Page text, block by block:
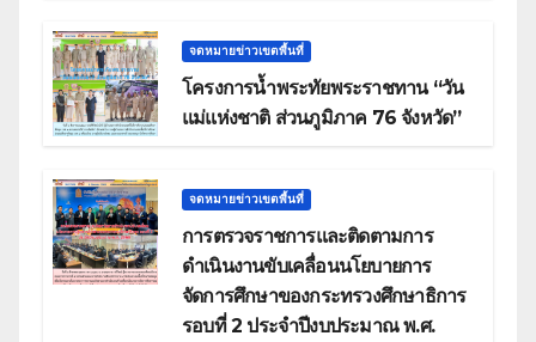
จดหมายข่าวเขตพื้นที่
โครงการน้ำพระทัยพระราชทาน “วัน
แม่แห่งชาติ ส่วนภูมิภาค 76 จังหวัด”
จดหมายข่าวเขตพื้นที่
การตรวจราชการและติดตามการ
ดำเนินงานขับเคลื่อนนโยบายการ
จัดการศึกษาของกระทรวงศึกษาธิการ
รอบที่ 2 ประจำปีงบประมาณ พ.ศ.